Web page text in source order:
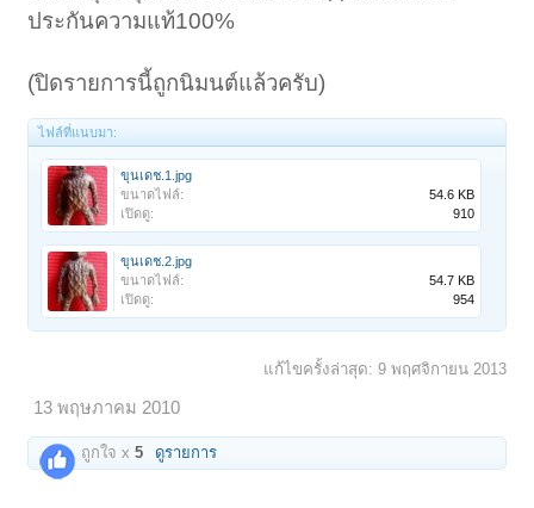
ประกันความแท้100%
(ปิดรายการนี้ถูกนิมนต์แล้วครับ)
ไฟล์ที่แนบมา:
ขุนเดช.1.jpg
ขนาดไฟล์:
54.6 KB
เปิดดู:
910
ขุนเดช.2.jpg
ขนาดไฟล์:
54.7 KB
เปิดดู:
954
แก้ไขครั้งล่าสุด: 9 พฤศจิกายน 2013
13 พฤษภาคม 2010
ถูกใจ x5 ดูรายการ